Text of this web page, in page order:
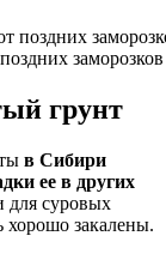
заморозков
грунт
в Сибири
ее в других
для суровых
хорошо закалены.